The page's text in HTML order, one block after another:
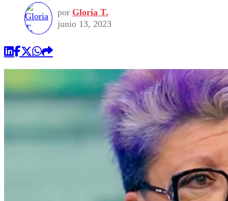
Universidad Católica
Universidad de Chile
Política
Sustentabilidad
Comercial
por Gloria T.
junio 13, 2023